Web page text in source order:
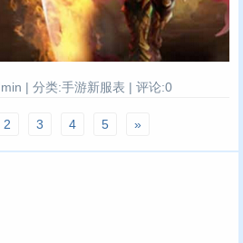
| 分类:手游新服表 | 评论:0
2 3 4 5 »